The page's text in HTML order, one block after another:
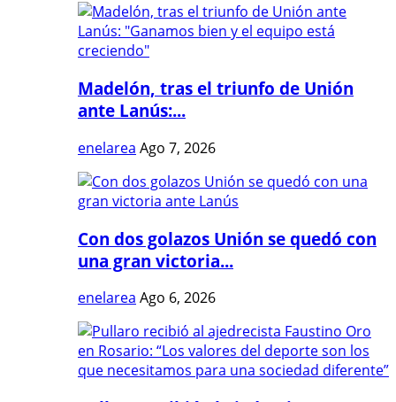
Madelón, tras el triunfo de Unión
ante Lanús:...
enelarea Ago 7, 2026
Con dos golazos Unión se quedó con
una gran victoria...
enelarea Ago 6, 2026